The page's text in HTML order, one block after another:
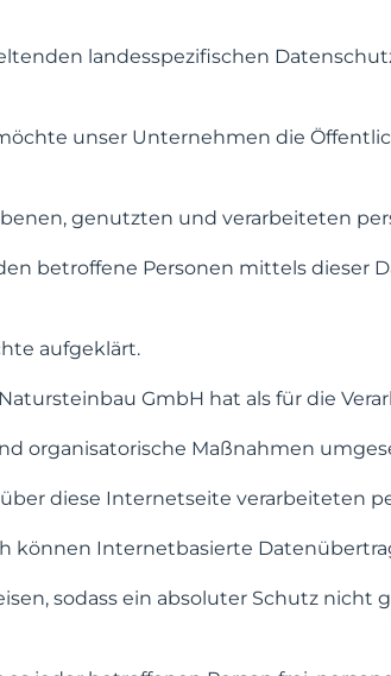
landesspezifischen
unser Unternehmen die
genutzten und verarbeiteten
betroffene Personen mittels dieser
aufgeklärt.
GmbH hat als für die
organisatorische Maßnahmen
diese Internetseite verarbeiteten
können Internetbasierte
sodass ein absoluter Schutz nicht